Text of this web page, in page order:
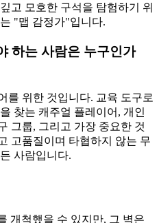
고 모호한 구석을 탐험하기 위
"맵 감정가"입니다.
하는 사람은 누구인가
를 위한 것입니다. 교육 도구로
찾는 캐주얼 플레이어, 개인
그룹, 그리고 가장 중요한 것
고품질이며 타협하지 않는 무
사람입니다.
개척했을 수 있지만, 그 벽은